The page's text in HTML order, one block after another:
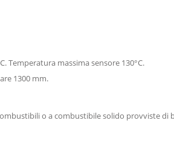
Temperatura massima sensore 130°C.
1300 mm.
o a combustibile solido provviste